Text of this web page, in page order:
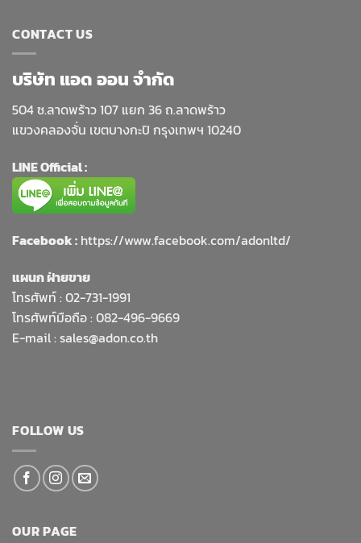
CONTACT US
บริษัท แอด ออน จำกัด
504 ซ.ลาดพร้าว 107 แยก 36 ถ.ลาดพร้าว
แขวงคลองจั่น เขตบางกะปิ กรุงเทพฯ 10240
LINE Official :
Facebook : https://www.facebook.com/adonltd/
แผนก ฝ่ายขาย
โทรศัพท์ : 02-731-1991
โทรศัพท์มือถือ : 082-496-9669
E-mail : sales@adon.co.th
FOLLOW US
OUR PAGE